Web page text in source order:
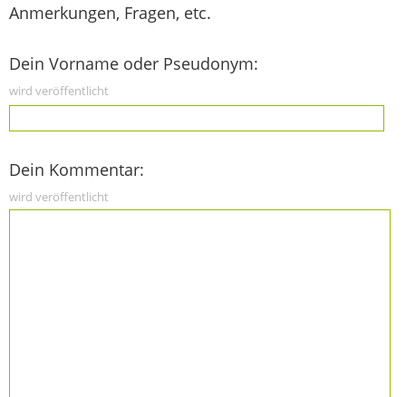
Anmerkungen, Fragen, etc.
Dein Vorname oder Pseudonym:
wird veröffentlicht
Dein Kommentar:
wird veröffentlicht